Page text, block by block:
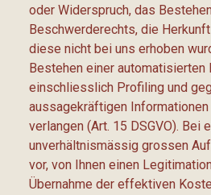
oder Widerspruch, das
Beschwerderechts, die
diese nicht bei uns erhoben
Bestehen einer automatisierten
einschliesslich Profiling und
aussagekräftigen
verlangen (Art. 15 DSGVO). Bei
unverhältnismässig grossen
vor, von Ihnen einen
Übernahme der effektiven